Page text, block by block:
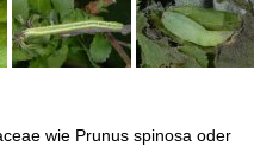
wie Prunus spinosa oder